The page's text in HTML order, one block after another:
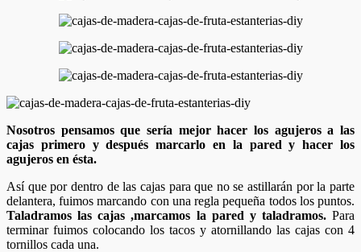
Nosotros pensamos que sería mejor hacer los agujeros a las
cajas primero y después marcarlo en la pared y hacer los
agujeros en ésta.
Así que por dentro de las cajas para que no se astillarán por la parte
delantera, fuimos marcando con una regla pequeña todos los puntos.
Taladramos las cajas ,marcamos la pared y taladramos.Para
terminar fuimos colocando los tacos y atornillando las cajas con 4
tornillos cada una.